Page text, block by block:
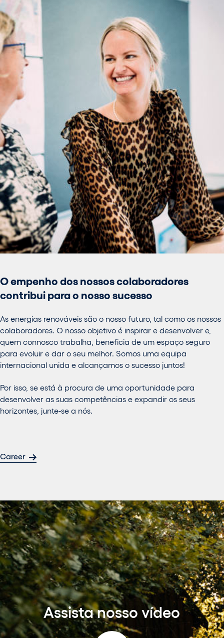
O empenho dos nossos colaboradores
contribui para o nosso sucesso
As energias renováveis são o nosso futuro, tal como os nossos
colaboradores. O nosso objetivo é inspirar e desenvolver e,
quem connosco trabalha, beneficia de um espaço seguro
para evoluir e dar o seu melhor. Somos uma equipa
internacional unida e alcançamos o sucesso juntos!
Por isso, se está à procura de uma oportunidade para
desenvolver as suas competências e expandir os seus
horizontes, junte-se a nós.
Career
Assista nosso vídeo